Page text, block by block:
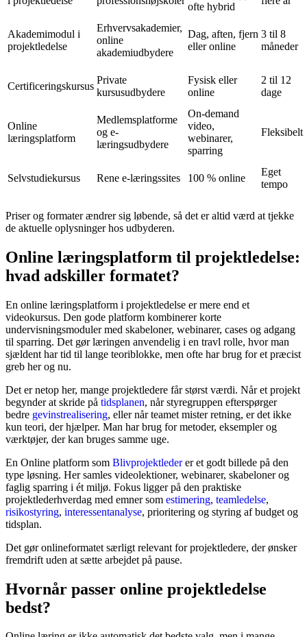
ofte hybrid
Akademimodul i
projektledelse
Erhvervsakademier,
online
akademiudbydere
Dag, aften, fjern
eller online
3 til 8
måneder
Certificeringskursus
Private
kursusudbydere
Fysisk eller
online
2 til 12
dage
Online
læringsplatform
Medlemsplatforme
og e-
læringsudbydere
On-demand
video,
webinarer,
sparring
Fleksibelt
Selvstudiekursus Rene e-læringssites 100 % online
Eget
tempo
Priser og formater ændrer sig løbende, så det er altid værd at tjekke
de aktuelle oplysninger hos udbyderen.
Online læringsplatform til projektledelse:
hvad adskiller formatet?
En online læringsplatform i projektledelse er mere end et
videokursus. Den gode platform kombinerer korte
undervisningsmoduler med skabeloner, webinarer, cases og adgang
til sparring. Det gør læringen anvendelig i en travl rolle, hvor man
sjældent har tid til lange teoriblokke, men ofte har brug for et præcist
greb her og nu.
Det er netop her, mange projektledere får størst værdi. Når et projekt
begynder at skride på tidsplanen, når styregruppen efterspørger
bedre gevinstrealisering, eller når teamet mister retning, er det ikke
kun teori, der hjælper. Man har brug for metoder, eksempler og
værktøjer, der kan bruges samme uge.
En Online platform som Blivprojektlederer et godt billede på den
type løsning. Her samles videolektioner, webinarer, skabeloner og
faglig sparring i ét miljø. Fokus ligger på den praktiske
projektlederhverdag med emner som estimering, teamledelse,
risikostyring, interessentanalyse, prioritering og styring af budget og
tidsplan.
Det gør onlineformatet særligt relevant for projektledere, der ønsker
fremdrift uden at sætte arbejdet på pause.
Hvornår passer online projektledelse
bedst?